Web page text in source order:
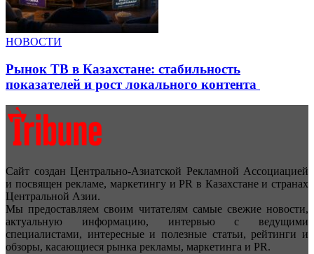
НОВОСТИ
Рынок ТВ в Казахстане: стабильность
показателей и рост локального контента
Сайт создан Центрально-Азиатской Рекламной Ассоциацией
и посвящен рекламе, маркетингу и PR в Казахстане и странах
Центральной Азии.
Мы предоставляем своим читателям самые свежие новости,
актуальную информацию, интервью с ведущими
специалистами, интересные и полезные статьи, рейтинги и
обзоры, касающиеся рынка рекламы, маркетинга и PR.